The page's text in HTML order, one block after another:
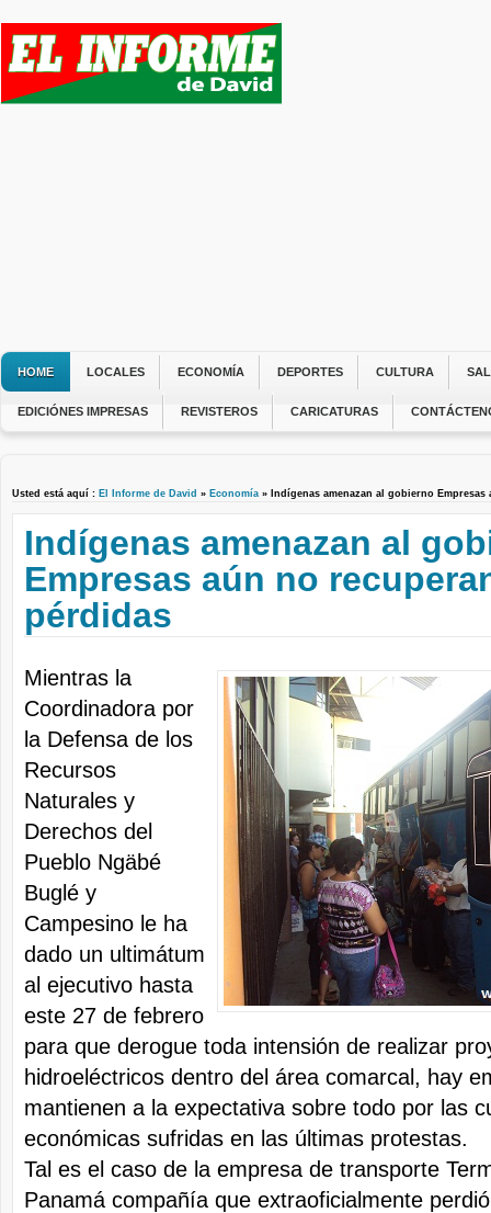
HOME LOCALES ECONOMÍA DEPORTES CULTURA
EDICIÓNES IMPRESAS REVISTEROS CARICATURAS
Usted está aquí : El Informe de David » Economía » Indígenas amenazan al gobierno
Indígenas amenazan al
Empresas aún no
pérdidas
Mientras la
Coordinadora por
la Defensa de los
Recursos
Naturales y
Derechos del
Pueblo Ngäbé
Buglé y
Campesino le ha
dado un ultimátum
al ejecutivo hasta
este 27 de febrero
para que derogue toda intensión de realizar
hidroeléctricos dentro del área comarcal, hay
mantienen a la expectativa sobre todo por las
económicas sufridas en las últimas protestas.
Tal es el caso de la empresa de transporte
Panamá compañía que extraoficialmente